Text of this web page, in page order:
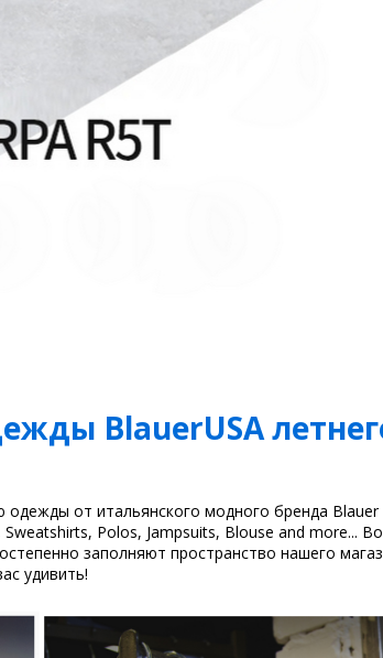
BlauerUSA
от итальянского модного бренда Blauer
Polos, Jampsuits, Blouse and more...
заполняют пространство нашего
удивить!